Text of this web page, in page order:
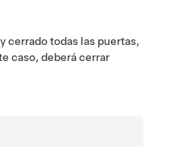
cerrado todas las puertas,
caso, deberá cerrar